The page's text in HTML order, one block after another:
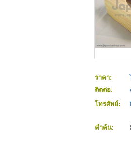
ราคา:
ติดต่อ:
โทรศัพย์:
คำค้น: